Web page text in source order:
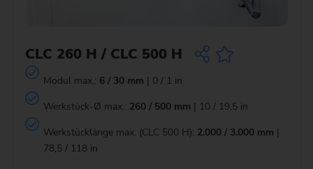
CLC 260 H / CLC 500 H
Modul max.: 6 / 30 mm | 0 / 1 in
Werkstück-Ø max.: 260 / 500 mm | 10 / 19,5 in
Werkstücklänge max. (CLC 500 H): 2.000 / 3.000 mm |
78,5 / 118 in